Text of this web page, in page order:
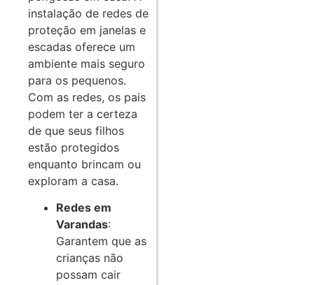
instalação de redes de
proteção em janelas e
escadas oferece um
ambiente mais seguro
para os pequenos.
Com as redes, os pais
podem ter a certeza
de que seus filhos
estão protegidos
enquanto brincam ou
exploram a casa.
Redes em
Varandas:
Garantem que as
crianças não
possam cair